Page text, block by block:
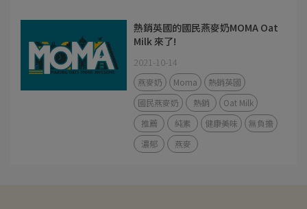
熱銷英國的國民燕麥奶MOMA Oat
Milk 來了!
2021-10-14
燕麥奶 Moma
熱銷英國
國民燕麥奶
熱銷
Oat Milk
推薦
純素 健康美味
無負擔
濃郁
燕麥